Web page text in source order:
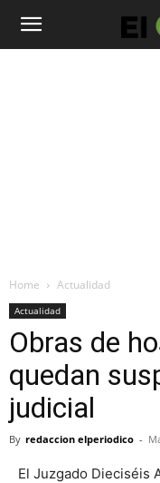
Home Actualidad
Actualidad
Obras de
quedan
judicial
By redaccion elperiodico -
El Juzgado Dieciséis